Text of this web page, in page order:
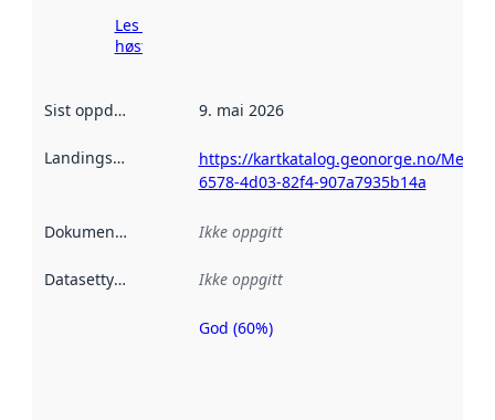
Les mer om
høsting her
Sist oppdatert 9. mai 2026
Landingsside
https://kartkatalog.geonorge.no/
6578-4d03-82f4-907a7935b14a
Dokumentasjon Ikke oppgitt
Datasettype Ikke oppgitt
Metadatakvalitet
God (60%)